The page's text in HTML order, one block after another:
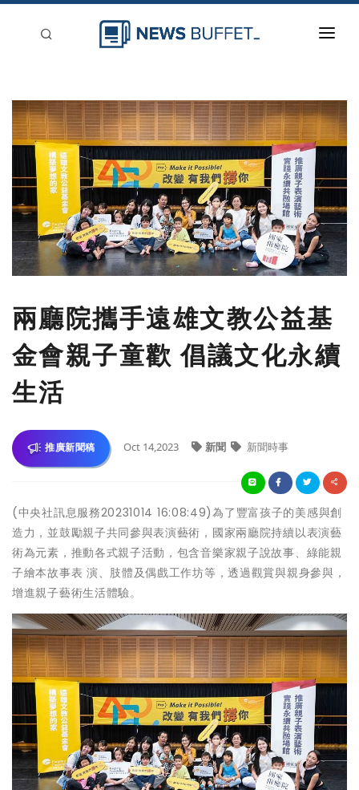
新聞稿分類
登入
刊登
兩廳院攜手遠雄文教公益基
金會親子童歡 倡議文化永續
生活
推廣新聞稿 Oct 14,2023 新聞 新聞時事
(中央社訊息服務20231014 16:08:49)為了豐富孩子的美感與創
造力，並鼓勵親子共同參與表演藝術，國家兩廳院持續以表演藝
術為元素，推動各式親子活動，包含音樂家親子說故事、綠能親
子繪本故事表 演、肢體及偶戲工作坊等，透過觀賞與親身參與，
增進親子藝術生活體驗。